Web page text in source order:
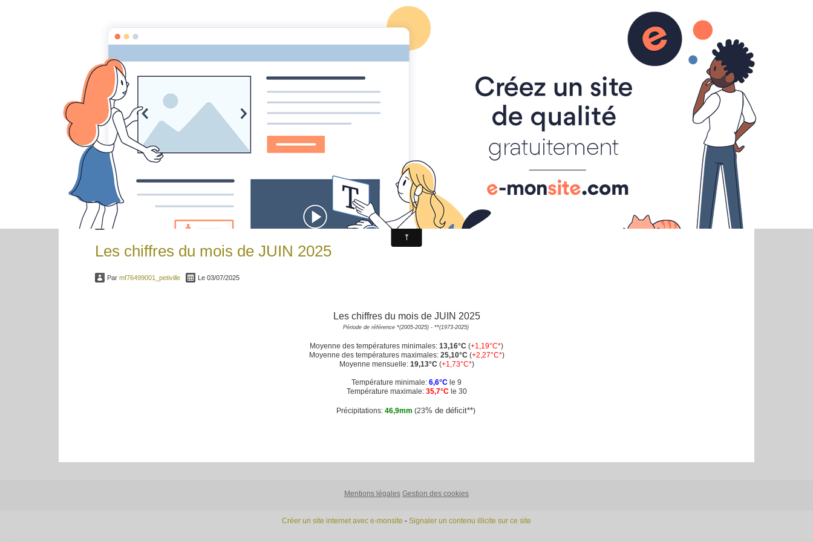
Accueil Actualités La station Climatologie Temps réel Prévisions Liens
Accueil Les chiffres du mois de JUIN 2025
Les chiffres du mois de JUIN 2025
Par mf76499001_petiville Le 03/07/2025
Les chiffres du mois de JUIN 2025
Période de référence *(2005-2025) - **(1973-2025)
Moyenne des températures minimales: 13,16°C (+1,19°C*)
Moyenne des températures maximales: 25,10°C(+2,27°C*)
Moyenne mensuelle: 19,13°C(+1,73°C*)
Température minimale: 6,6°C le 9
Température maximale: 35,7°Cle 30
Précipitations: 46,9mm (23% de déficit**)
Mentions légales Gestion des cookies
Créer un site internet avec e-monsite - Signaler un contenu illicite sur ce site